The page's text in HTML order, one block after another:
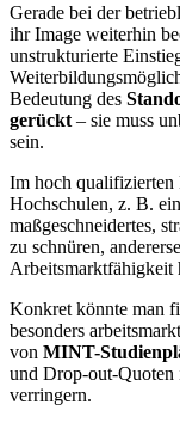
Gerade bei der
ihr Image weiterhin
unstrukturierte
Bedeutung des
gerückt – sie muss
sein.
Im hoch qualifizierten
Hochschulen, z. B.
maßgeschneidertes,
zu schnüren,
Arbeitsmarktfähigkeit
Konkret könnte man
besonders
von MINT-
und Drop-out-Quoten
verringern.